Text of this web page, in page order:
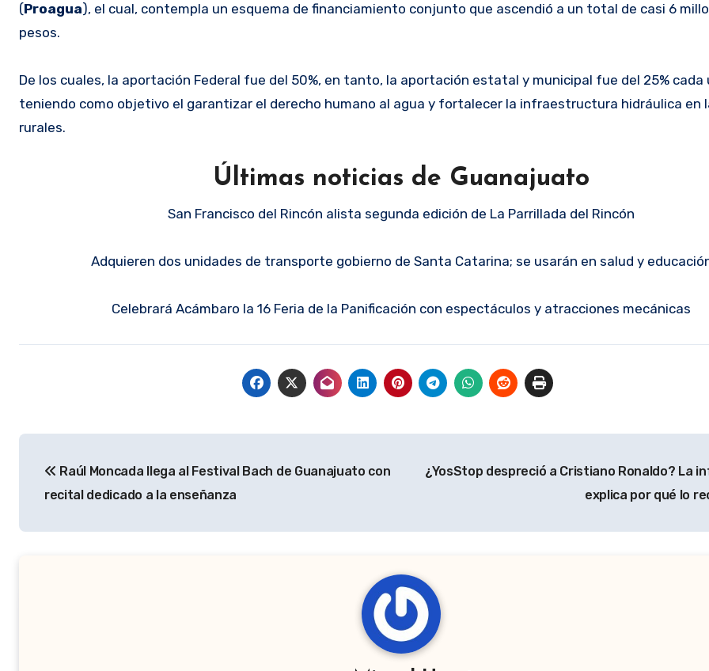
(Proagua), el cual, contempla un esquema de financiamiento conjunto que ascendió a un total de casi 6
pesos.
De los cuales, la aportación Federal fue del 50%, en tanto, la aportación estatal y municipal fue del 25% cada
teniendo como objetivo el garantizar el derecho humano al agua y fortalecer la infraestructura hidráulica en
rurales.
Últimas noticias de Guanajuato
San Francisco del Rincón alista segunda edición de La Parrillada del Rincón
Adquieren dos unidades de transporte gobierno de Santa Catarina; se usarán en salud y
Celebrará Acámbaro la 16 Feria de la Panificación con espectáculos y atracciones mecánicas
de
Raúl Moncada llega al Festival Bach de Guanajuato con
recital dedicado a la enseñanza
¿YosStop despreció a Cristiano Ronaldo? La
explica por qué lo